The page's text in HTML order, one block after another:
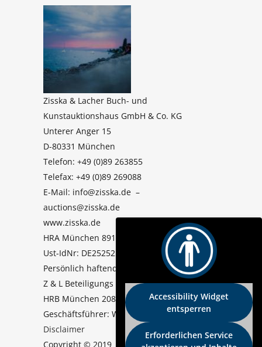
Zisska & Lacher Buch- und
Kunstauktionshaus GmbH & Co. KG
Unterer Anger 15
D-80331 München
Telefon: +49 (0)89 263855
Telefax: +49 (0)89 269088
E-Mail: info@zisska.de –
auctions@zisska.de
www.zisska.de
HRA München 89114
Ust-IdNr: DE252525103
Persönlich haftende Gesellschafterin:
Z & L Beteiligungs GmbH
HRB München 208873
Geschäftsführer: Wolfgang Lacher
Disclaimer
Copyright © 2019 Zisska & Lacher
Accessibility Widget
entsperren
Erforderlichen Service